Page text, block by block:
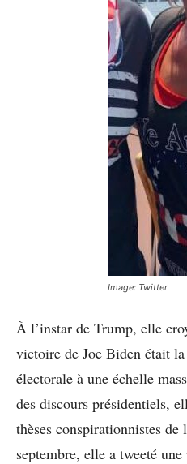
Image: Twitter
À l’instar de Trump, elle
victoire de Joe Biden était la
électorale à une échelle
des discours présidentiels,
thèses conspirationnistes
septembre, elle a tweeté